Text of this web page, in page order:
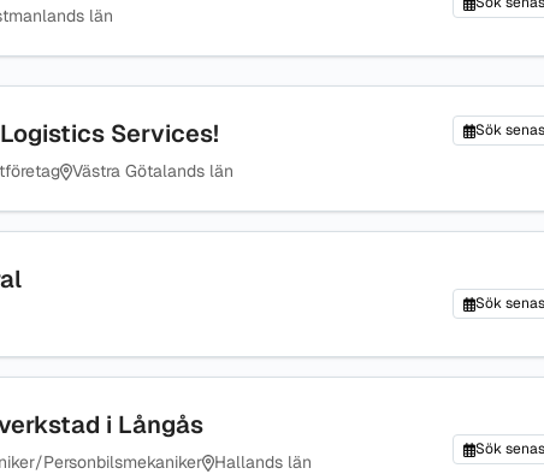
län
Services!
Västra Götalands län
Sök
Sök
i Långås
Personbilsmekaniker Hallands län
Sök